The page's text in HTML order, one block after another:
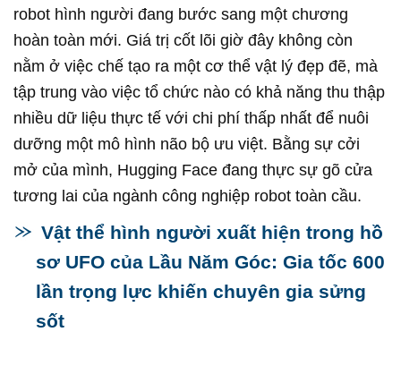
robot hình người đang bước sang một chương
hoàn toàn mới. Giá trị cốt lõi giờ đây không còn
nằm ở việc chế tạo ra một cơ thể vật lý đẹp đẽ, mà
tập trung vào việc tổ chức nào có khả năng thu thập
nhiều dữ liệu thực tế với chi phí thấp nhất để nuôi
dưỡng một mô hình não bộ ưu việt. Bằng sự cởi
mở của mình, Hugging Face đang thực sự gõ cửa
tương lai của ngành công nghiệp robot toàn cầu.
Vật thể hình người xuất hiện trong hồ
sơ UFO của Lầu Năm Góc: Gia tốc 600
lần trọng lực khiến chuyên gia sửng
sốt